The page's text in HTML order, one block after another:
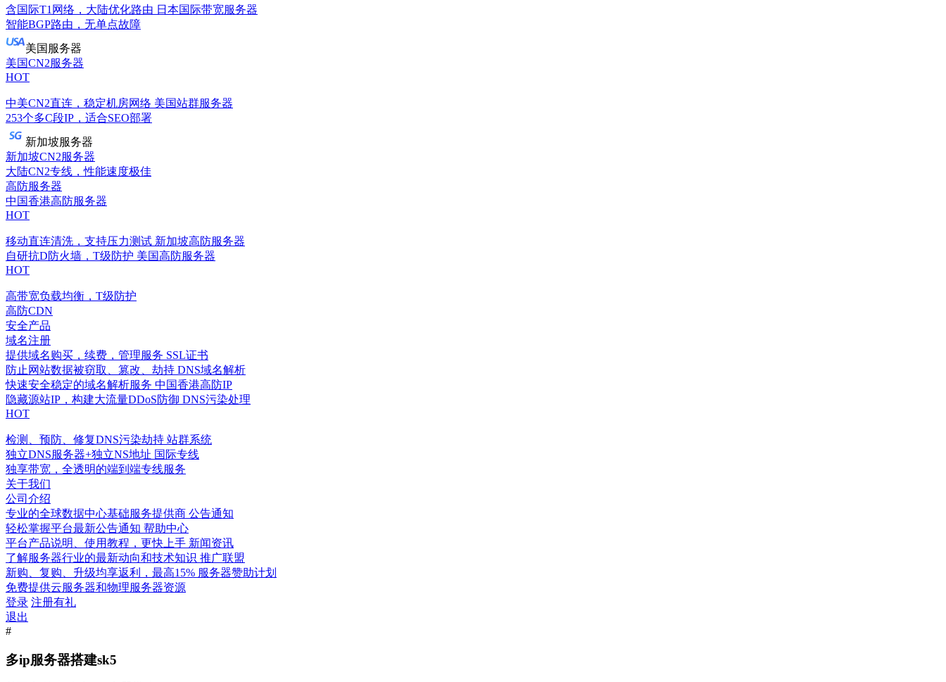
含国际T1网络，大陆优化路由 日本国际带宽服务器
智能BGP路由，无单点故障
美国服务器
美国CN2服务器
HOT
中美CN2直连，稳定机房网络 美国站群服务器
253个多C段IP，适合SEO部署
新加坡服务器
新加坡CN2服务器
大陆CN2专线，性能速度极佳
高防服务器
中国香港高防服务器
HOT
移动直连清洗，支持压力测试 新加坡高防服务器
自研抗D防火墙，T级防护 美国高防服务器
HOT
高带宽负载均衡，T级防护
高防CDN
安全产品
域名注册
提供域名购买，续费，管理服务 SSL证书
防止网站数据被窃取、篡改、劫持 DNS域名解析
快速安全稳定的域名解析服务 中国香港高防IP
隐藏源站IP，构建大流量DDoS防御 DNS污染处理
HOT
检测、预防、修复DNS污染劫持 站群系统
独立DNS服务器+独立NS地址 国际专线
独享带宽，全透明的端到端专线服务
关于我们
公司介绍
专业的全球数据中心基础服务提供商 公告通知
轻松掌握平台最新公告通知 帮助中心
平台产品说明、使用教程，更快上手 新闻资讯
了解服务器行业的最新动向和技术知识 推广联盟
新购、复购、升级均享返利，最高15% 服务器赞助计划
免费提供云服务器和物理服务器资源
登录 注册有礼
退出
#
多ip服务器搭建sk5